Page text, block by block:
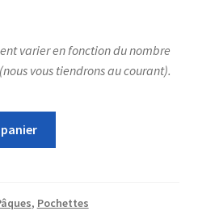
varier en fonction du nombre
vous tiendrons au courant).
, Pochettes